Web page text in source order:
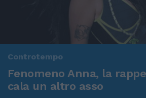
Controtempo
Fenomeno Anna, la
cala un altro asso